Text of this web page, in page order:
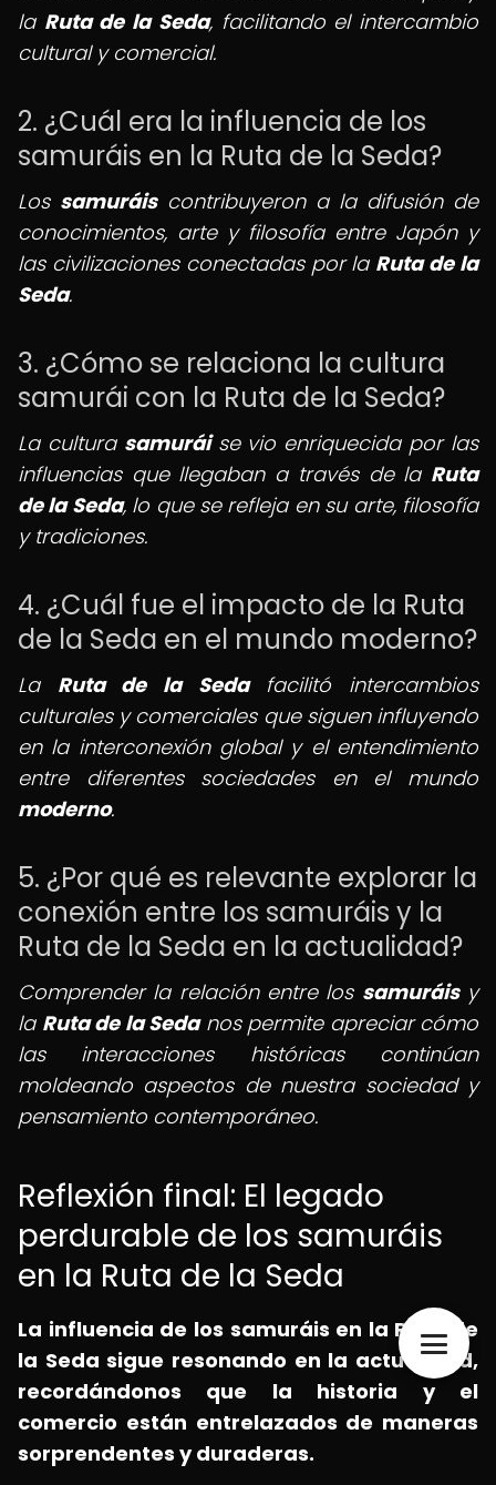
la Ruta de la Seda, facilitando el intercambio
cultural y comercial.
2. ¿Cuál era la influencia de los
samuráis en la Ruta de la Seda?
Los samuráiscontribuyeron a la difusión de
conocimientos, arte y filosofía entre Japón y
las civilizaciones conectadas por la Ruta de la
Seda.
3. ¿Cómo se relaciona la cultura
samurái con la Ruta de la Seda?
La cultura samuráise vio enriquecida por las
influencias que llegaban a través de la Ruta
de la Seda, lo que se refleja en su arte, filosofía
y tradiciones.
4. ¿Cuál fue el impacto de la Ruta
de la Seda en el mundo moderno?
La Ruta de la Sedafacilitó intercambios
culturales y comerciales que siguen influyendo
en la interconexión global y el entendimiento
entre diferentes sociedades en el mundo
moderno.
5. ¿Por qué es relevante explorar la
conexión entre los samuráis y la
Ruta de la Seda en la actualidad?
Comprender la relación entre los samuráisy
la Ruta de la Sedanos permite apreciar cómo
las interacciones históricas continúan
moldeando aspectos de nuestra sociedad y
pensamiento contemporáneo.
Reflexión final: El legado
perdurable de los samuráis
en la Ruta de la Seda
La influencia de los samuráis en la Ruta de
la Seda sigue resonando en la actualidad,
recordándonos que la historia y el
comercio están entrelazados de maneras
sorprendentes y duraderas.